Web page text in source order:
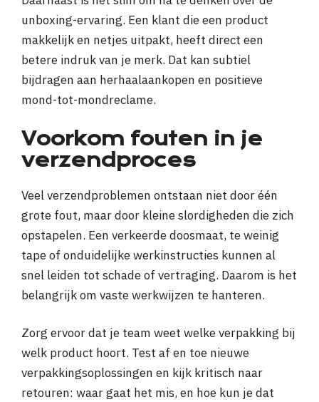
unboxing-ervaring. Een klant die een product
makkelijk en netjes uitpakt, heeft direct een
betere indruk van je merk. Dat kan subtiel
bijdragen aan herhaalaankopen en positieve
mond-tot-mondreclame.
Voorkom fouten in je
verzendproces
Veel verzendproblemen ontstaan niet door één
grote fout, maar door kleine slordigheden die zich
opstapelen. Een verkeerde doosmaat, te weinig
tape of onduidelijke werkinstructies kunnen al
snel leiden tot schade of vertraging. Daarom is het
belangrijk om vaste werkwijzen te hanteren.
Zorg ervoor dat je team weet welke verpakking bij
welk product hoort. Test af en toe nieuwe
verpakkingsoplossingen en kijk kritisch naar
retouren: waar gaat het mis, en hoe kun je dat